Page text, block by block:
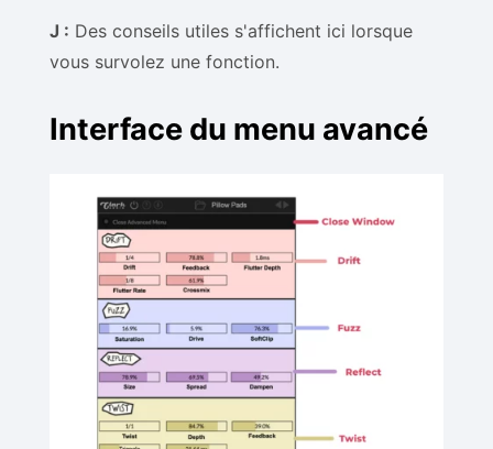
J : Des conseils utiles s'affichent ici lorsque
vous survolez une fonction.
Interface du menu avancé